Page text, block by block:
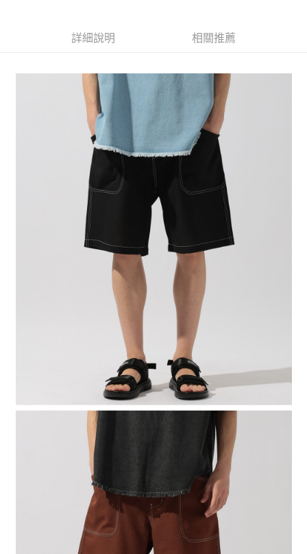
【大哥付你分期使用說明】
1.本服務由台灣大哥大提供，台灣大哥大用戶可立即使用無須另外申請。
2.付款方式選擇「大哥付你分期」，訂單成立後會自動跳轉到大哥付的交易
流程，驗證手機門號後，選擇欲分期的期數、繳款截止日，確認付款後即完
3.實際核准額度、可分期數及費用金額請依後續交易確認頁面所載為準。
4.訂單成立30分鐘內，如未前往確認交易或遇審核未通過，訂單將自動取
消。如遇「轉專審核」未通過狀況，表示未達大哥付你分期系統評分，恕無
1.分期款項不併入電信帳單，「大哥付你分期」於每月結算日後寄送繳費提
2.透過簡訊連結打開帳單後，可選擇「超商條碼／台灣大直營門市／銀行轉
帳／街口支付／iPASS MONEY」等通路繳費。
1.本服務係由「台灣大哥大股份有限公司」（以下簡稱本公司）所提供，讓
用戶於交易時，得透過本服務購買商品或服務，並由商店將買賣／分期付款
買賣價金債權讓與本公司後，依約使用本公司帳單繳交帳款。
2.基於同意付款使用「大哥付你分期」之契約關係目的，商店將以您的個人
資料（包含姓名、電話或地址）提供予台灣大哥大進項蒐集、處理及利用，
由本公司與您本人進行分期帳單所需資料之確認、核對及更正。
3.完整用戶服務條款，請詳閱以下連結：
https://oppay.tw/userRule
【關於「AFTEE先享後付」】
AFTEE先享後付是「在收到商品之後才付款」的支付方式。 讓您購物簡單便
１．簡單：不需註冊會員、不需綁卡、不需儲值。
２．便利：只要手機號碼，簡訊認證，即可結帳。
３．安心：先確認商品／服務後，再付款。
【「AFTEE先享後付」結帳流程】
１．於結帳方式選擇「AFTEE先享後付」後，將跳轉至「AFTEE先享後付」
結帳頁面，進行簡訊認證並確認金額後，即可完成結帳。
２．訂單成立數日內，您將收到繳費通知簡訊。
３．收到繳費通知簡訊後14天內，點擊此簡訊中的連結，可透過四大超商／
ATM／網路銀行／等多元方式進行付款，方視為交易完成。
※ 請注意：結帳手續完成當下不需立刻繳費，但若您需要取消訂單，請聯絡
購買商品的店家。未經商家同意取消之訂單仍視為有效，需透過AFTEE先享
※ 交易是否成功請以「AFTEE先享後付 」之結帳頁面顯示為準，若有關於
是否繳費成功／繳費後需取消欲退款等相關疑問，請聯繫「AFTEE先享後付
https://netprotections.freshdesk.com/support/home
１．透過由恩沛科技股份有限公司提供之「AFTEE先享後付」服務完成之交
易，需依本服務之必要範圍內提供個人資料，並將交易相關給付款項請求債
權轉讓予恩沛科技股份有限公司。
２．關於個人資料處理事宜，請瀏覽以下網址：
３．未成年的使用者請事先徵得法定代理人或監護人之同意方可使用
「AFTEE先享後付」，若未經同意申辦者引起之損失，本公司不負相關責
４．使用「AFTEE先享後付」時，將依據個別帳號之用戶狀況，依本公司即
時審查核予不同之上限額度；若仍有額度不足之情形，本公司將視審查結果
請求用戶進行身份認證。
５．嚴禁一人註冊多個帳號或使用他人資訊註冊。若發現惡意使用之情形，
恩沛科技股份有限公司將有權停止該用戶之使用額度並採取法律行動。
每筆NT$80，滿NT$888(含以上)免運費
每筆NT$80，滿NT$888(含以上)免運費
每筆NT$80，滿NT$1,500(含以上)免運費
每筆NT$80，滿NT$1,500(含以上)免運費
每筆NT$80，滿NT$1,500(含以上)免運費
詳細說明 相關推薦